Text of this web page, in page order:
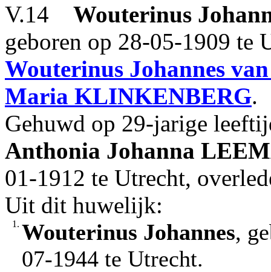
V.14 Wouterinus
geboren op 28-05-1909 te
Wouterinus Johannes
Maria KLINKENBERG.
Gehuwd op 29-jarige
Anthonia Johanna
01-1912 te Utrecht,
Uit dit huwelijk:
1. Wouterinus Johannes,
07-1944 te Utrecht.